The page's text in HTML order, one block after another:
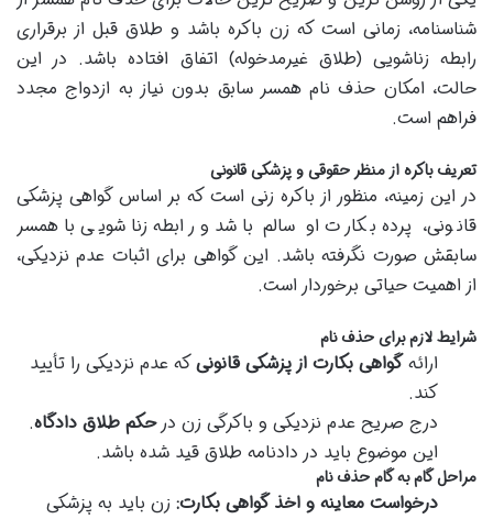
شناسنامه، زمانی است که زن باکره باشد و طلاق قبل از برقراری
رابطه زناشویی (طلاق غیرمدخوله) اتفاق افتاده باشد. در این
حالت، امکان حذف نام همسر سابق بدون نیاز به ازدواج مجدد
فراهم است.
تعریف باکره از منظر حقوقی و پزشکی قانونی
در این زمینه، منظور از باکره زنی است که بر اساس گواهی پزشکی
قانونی، پرده بکارت او سالم باشد و رابطه زناشویی با همسر
سابقش صورت نگرفته باشد. این گواهی برای اثبات عدم نزدیکی،
از اهمیت حیاتی برخوردار است.
شرایط لازم برای حذف نام
ارائهگواهی بکارت از پزشکی قانونیکه عدم نزدیکی را تأیید
کند.
درج صریح عدم نزدیکی و باکرگی زن درحکم طلاق دادگاه.
این موضوع باید در دادنامه طلاق قید شده باشد.
مراحل گام به گام حذف نام
درخواست معاینه و اخذ گواهی بکارت: زن باید به پزشکی